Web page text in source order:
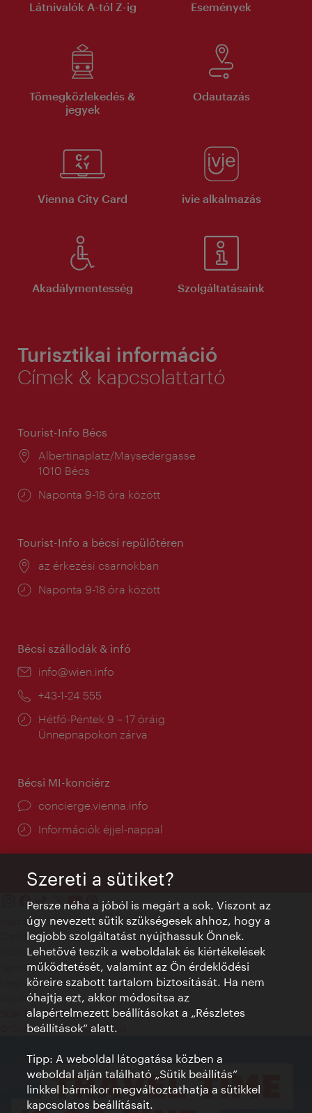
Látnivalók A-tól Z-ig Események
Tömegközlekedés &
jegyek
Odautazás
Vienna City Card ivie alkalmazás
Akadálymentesség Szolgáltatásaink
Turisztikai információ
Címek & kapcsolattartó
Tourist-Info Bécs
Helyszín:
Albertinaplatz/Maysedergasse
1010 Bécs
Nyitva
Naponta 9-18 óra között
Tourist-Info a bécsi repülőtéren
Helyszín:
az érkezési csarnokban
Nyitva
Naponta 9-18 óra között
Bécsi szállodák & infó
E-
info@wien.info
Telefon:
+43-1-24 555
Nyitva
tartás:
Hétfő-Péntek 9 – 17 óráig
Ünnepnapokon zárva
Bécsi MI-konciérz
concierge.vienna.info
Információk éjjel-nappal
Kapcsolat
Credits
Adatvédelmi nyilatkozat
Terms of Use
Megközelíthetőség
Sajtókapcsolat
Sütik beállítása
© Copyright WienTourismus
Szereti a sütiket?
Persze néha a jóból is megárt a sok. Viszont az
úgy nevezett sütik szükségesek ahhoz, hogy a
legjobb szolgáltatást nyújthassuk Önnek.
Lehetővé teszik a weboldalak és kiértékelések
működtetését, valamint az Ön érdeklődési
köreire szabott tartalom biztosítását. Ha nem
óhajtja ezt, akkor módosítsa az
alapértelmezett beállításokat a „Részletes
beállítások“ alatt.
Tipp: A weboldal látogatása közben a
weboldal alján található „Sütik beállítás”
linkkel bármikor megváltoztathatja a sütikkel
kapcsolatos beállításait.